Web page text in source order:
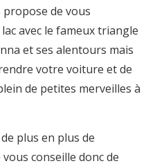
propose de vous
avec le fameux triangle
et ses alentours mais
votre voiture et de
de petites merveilles à
plus en plus de
conseille donc de